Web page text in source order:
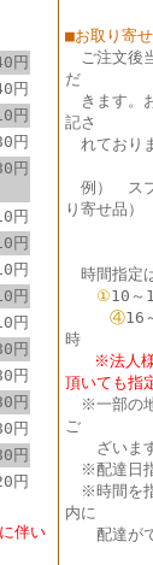
円
円
円
円
円
円
円
円
円
円
円
円
円
円
円
円
伴い
■お取り寄
ご注文後
だ
きます。
記さ
れており
例） ス
り寄せ品）
時間指定
①10
④
時
※法人様
頂いても指
※一部の
ご
ざいます
※配達日指
※時間を指
内に
配達がで